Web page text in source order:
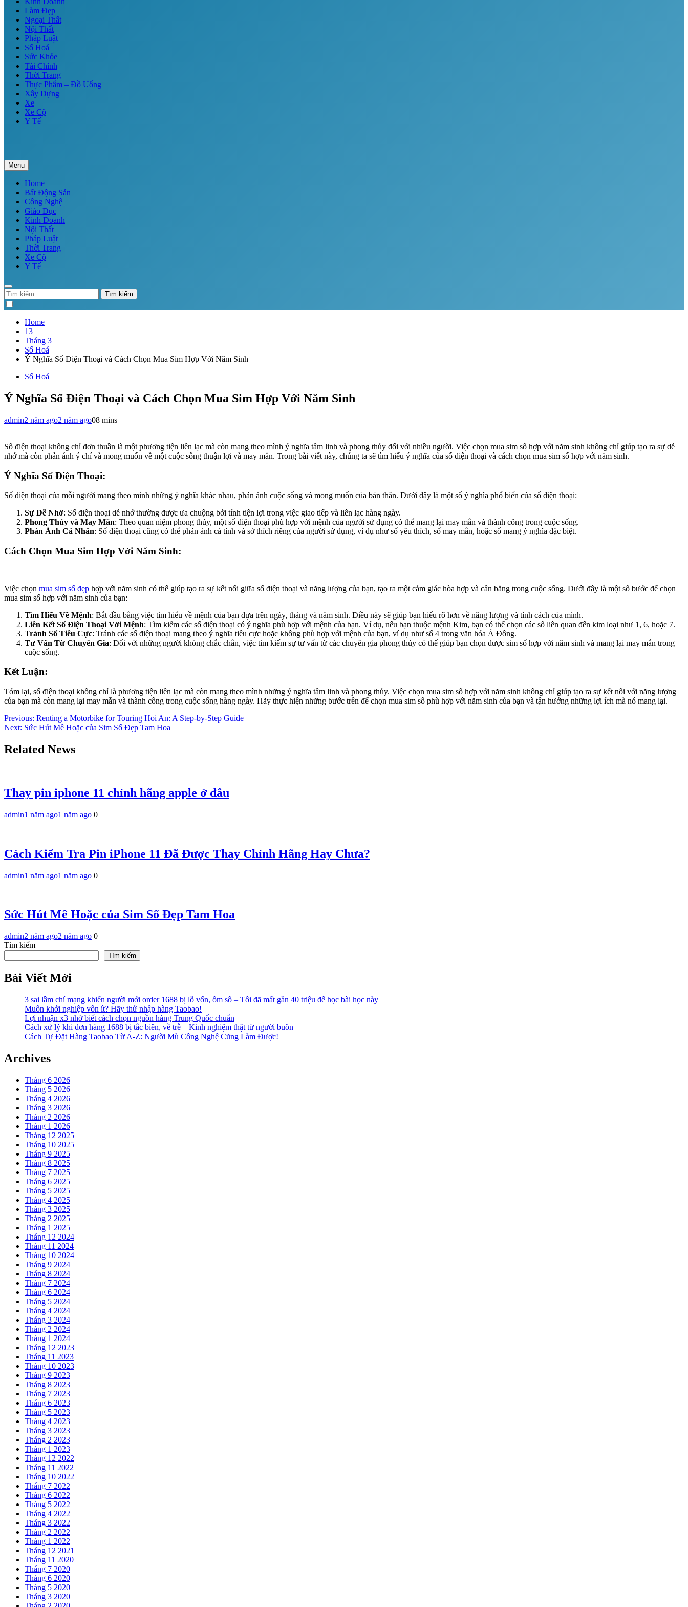
Làm Đẹp
Ngoại Thất
Nội Thất
Pháp Luật
Số Hoá
Sức Khỏe
Tài Chính
Thời Trang
Thực Phẩm – Đồ Uống
Xây Dựng
Xe
Xe Cộ
Y Tế
Menu
Home
Bất Động Sản
Công Nghệ
Giáo Dục
Kinh Doanh
Nội Thất
Pháp Luật
Thời Trang
Xe Cộ
Y Tế
Tìm
kiếm
cho:
Home
13
Tháng 3
Số Hoá
Ý Nghĩa Số Điện Thoại và Cách Chọn Mua Sim Hợp Với Năm Sinh
Số Hoá
Ý Nghĩa Số Điện Thoại và Cách Chọn Mua Sim Hợp Với Năm Sinh
admin2 năm ago2 năm ago08 mins
Số điện thoại không chỉ đơn thuần là một phương tiện liên lạc mà còn mang theo mình ý nghĩa tâm linh và phong thủy đối với nhiều người. Việc chọn mua sim số hợp với năm sinh không chỉ giúp tạo ra sự dễ
nhớ mà còn phản ánh ý chí và mong muốn về một cuộc sống thuận lợi và may mắn. Trong bài viết này, chúng ta sẽ tìm hiểu ý nghĩa của số điện thoại và cách chọn mua sim số hợp với năm sinh.
Ý Nghĩa Số Điện Thoại:
Số điện thoại của mỗi người mang theo mình những ý nghĩa khác nhau, phản ánh cuộc sống và mong muốn của bản thân. Dưới đây là một số ý nghĩa phổ biến của số điện thoại:
Sự Dễ Nhớ: Số điện thoại dễ nhớ thường được ưa chuộng bởi tính tiện lợi trong việc giao tiếp và liên lạc hàng ngày.
Phong Thủy và May Mắn: Theo quan niệm phong thủy, một số điện thoại phù hợp với mệnh của người sử dụng có thể mang lại may mắn và thành công trong cuộc sống.
Phản Ánh Cá Nhân: Số điện thoại cũng có thể phản ánh cá tính và sở thích riêng của người sử dụng, ví dụ như số yêu thích, số may mắn, hoặc số mang ý nghĩa đặc biệt.
Cách Chọn Mua Sim Hợp Với Năm Sinh:
Việc chọn mua sim số đẹp hợp với năm sinh có thể giúp tạo ra sự kết nối giữa số điện thoại và năng lượng của bạn, tạo ra một cảm giác hòa hợp và cân bằng trong cuộc sống. Dưới đây là một số bước để chọn
mua sim số hợp với năm sinh của bạn:
Tìm Hiểu Về Mệnh: Bắt đầu bằng việc tìm hiểu về mệnh của bạn dựa trên ngày, tháng và năm sinh. Điều này sẽ giúp bạn hiểu rõ hơn về năng lượng và tính cách của mình.
Liên Kết Số Điện Thoại Với Mệnh: Tìm kiếm các số điện thoại có ý nghĩa phù hợp với mệnh của bạn. Ví dụ, nếu bạn thuộc mệnh Kim, bạn có thể chọn các số liên quan đến kim loại như 1, 6, hoặc 7.
Tránh Số Tiêu Cực: Tránh các số điện thoại mang theo ý nghĩa tiêu cực hoặc không phù hợp với mệnh của bạn, ví dụ như số 4 trong văn hóa Á Đông.
Tư Vấn Từ Chuyên Gia: Đối với những người không chắc chắn, việc tìm kiếm sự tư vấn từ các chuyên gia phong thủy có thể giúp bạn chọn được sim số hợp với năm sinh và mang lại may mắn trong
cuộc sống.
Kết Luận:
Tóm lại, số điện thoại không chỉ là phương tiện liên lạc mà còn mang theo mình những ý nghĩa tâm linh và phong thủy. Việc chọn mua sim số hợp với năm sinh không chỉ giúp tạo ra sự kết nối với năng lượng
của bạn mà còn mang lại may mắn và thành công trong cuộc sống hàng ngày. Hãy thực hiện những bước trên để chọn mua sim số phù hợp với năm sinh của bạn và tận hưởng những lợi ích mà nó mang lại.
Điều
hướng
bài
Previous: Renting a Motorbike for Touring Hoi An: A Step-by-Step Guide
Next: Sức Hút Mê Hoặc của Sim Số Đẹp Tam Hoa
Related News
Thay pin iphone 11 chính hãng apple ở đâu
admin1 năm ago1 năm ago 0
Cách Kiểm Tra Pin iPhone 11 Đã Được Thay Chính Hãng Hay Chưa?
admin1 năm ago1 năm ago 0
Sức Hút Mê Hoặc của Sim Số Đẹp Tam Hoa
admin2 năm ago2 năm ago 0
Tìm kiếm
Tìm kiếm
Bài Viết Mới
3 sai lầm chí mạng khiến người mới order 1688 bị lỗ vốn, ôm sô – Tôi đã mất gần 40 triệu để học bài học này
Muốn khởi nghiệp vốn ít? Hãy thử nhập hàng Taobao!
Lợi nhuận x3 nhờ biết cách chọn nguồn hàng Trung Quốc chuẩn
Cách xử lý khi đơn hàng 1688 bị tắc biên, về trễ – Kinh nghiệm thật từ người buôn
Cách Tự Đặt Hàng Taobao Từ A-Z: Người Mù Công Nghệ Cũng Làm Được!
Archives
Tháng 6 2026
Tháng 5 2026
Tháng 4 2026
Tháng 3 2026
Tháng 2 2026
Tháng 1 2026
Tháng 12 2025
Tháng 10 2025
Tháng 9 2025
Tháng 8 2025
Tháng 7 2025
Tháng 6 2025
Tháng 5 2025
Tháng 4 2025
Tháng 3 2025
Tháng 2 2025
Tháng 1 2025
Tháng 12 2024
Tháng 11 2024
Tháng 10 2024
Tháng 9 2024
Tháng 8 2024
Tháng 7 2024
Tháng 6 2024
Tháng 5 2024
Tháng 4 2024
Tháng 3 2024
Tháng 2 2024
Tháng 1 2024
Tháng 12 2023
Tháng 11 2023
Tháng 10 2023
Tháng 9 2023
Tháng 8 2023
Tháng 7 2023
Tháng 6 2023
Tháng 5 2023
Tháng 4 2023
Tháng 3 2023
Tháng 2 2023
Tháng 1 2023
Tháng 12 2022
Tháng 11 2022
Tháng 10 2022
Tháng 7 2022
Tháng 6 2022
Tháng 5 2022
Tháng 4 2022
Tháng 3 2022
Tháng 2 2022
Tháng 1 2022
Tháng 12 2021
Tháng 11 2020
Tháng 7 2020
Tháng 6 2020
Tháng 5 2020
Tháng 3 2020